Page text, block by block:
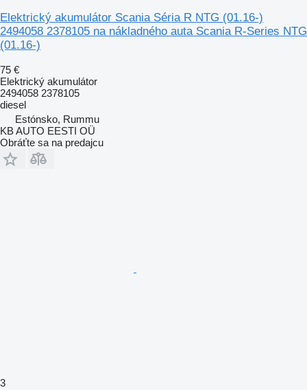
Elektrický akumulátor Scania Séria R NTG (01.16-)
2494058 2378105 na nákladného auta Scania R-Series NTG
(01.16-)
75 €
Elektrický akumulátor
2494058 2378105
diesel
Estónsko, Rummu
KB AUTO EESTI OÜ
Obráťte sa na predajcu
3